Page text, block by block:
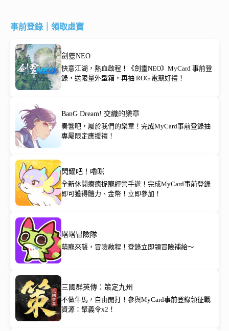
事前登錄｜領取虛寶
劍靈NEO
快意江湖，熱血啟程！《劍靈NEO》MyCard 事前登
錄，送限量外型箱，再抽 ROG 電競好禮！
BanG Dream! 交織的樂章
奏響吧，屬於我們的樂章！完成MyCard事前登錄抽
專屬限定應援禮！
閃耀吧！嚕咪
全新休閒療癒捉寵經營手遊！完成MyCard事前登錄
即可獲得體力、金幣！立即參加！
塔塔冒險隊
萌寵來襲，冒險啟程！登錄立即領冒險補給～
三國群英傳：策定九州
不做牛馬，自由開打！參與MyCard事前登錄領征戰
資源：聚義令x2！